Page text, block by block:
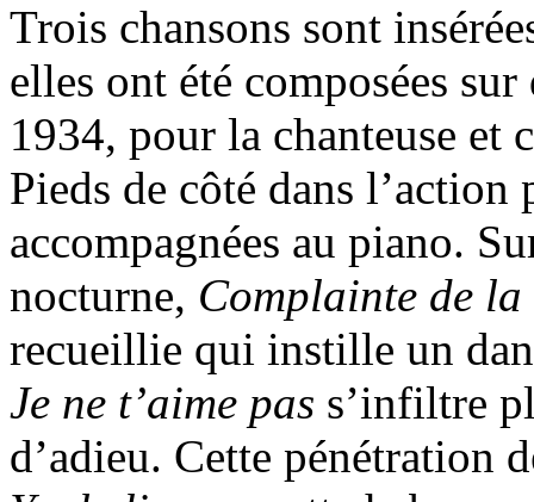
Trois chansons sont
elles ont été composées
1934, pour la chanteuse et
Pieds de côté dans
accompagnées au piano.
nocturne, Complainte de
recueillie qui instille un
Je ne t’aime pas s’infiltre
d’adieu. Cette pénétration